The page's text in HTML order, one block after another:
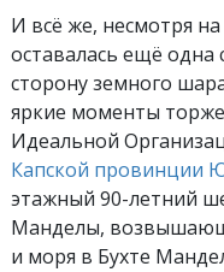
И всё же, несмотря на
оставалась ещё одна
сторону земного
яркие моменты
Идеальной
Капской провинции
этажный 90-летний
Манделы,
и моря в Бухте